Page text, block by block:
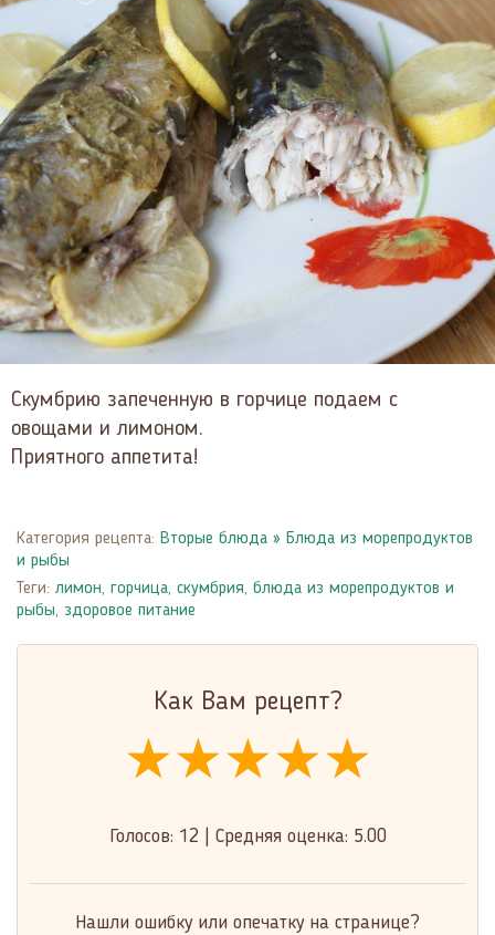
Скумбрию запеченную в горчице подаем с
овощами и лимоном.
Приятного аппетита!
Категория рецепта: Вторые блюда » Блюда из морепродуктов
и рыбы
Теги: лимон, горчица, скумбрия, блюда из морепродуктов и
рыбы, здоровое питание
Как Вам рецепт?
★★★★★
★★★★★
★★★★★
Голосов: 12 Средняя оценка: 5.00
Нашли ошибку или опечатку на странице?